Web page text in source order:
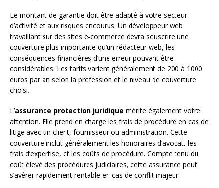
Le montant de garantie doit être adapté à votre secteur
d’activité et aux risques encourus. Un développeur web
travaillant sur des sites e-commerce devra souscrire une
couverture plus importante qu’un rédacteur web, les
conséquences financières d’une erreur pouvant être
considérables. Les tarifs varient généralement de 200 à 1000
euros par an selon la profession et le niveau de couverture
choisi.
L’assurance protection juridique mérite également votre
attention. Elle prend en charge les frais de procédure en cas de
litige avec un client, fournisseur ou administration. Cette
couverture inclut généralement les honoraires d’avocat, les
frais d’expertise, et les coûts de procédure. Compte tenu du
coût élevé des procédures judiciaires, cette assurance peut
s’avérer rapidement rentable en cas de conflit majeur.